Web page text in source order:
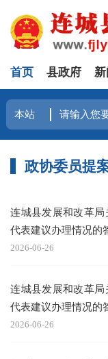
首页 县政府
政协委员提
连城县发展和改革局
代表建议办理情况的
2026-06-26
连城县发展和改革局
代表建议办理情况的
2026-06-26